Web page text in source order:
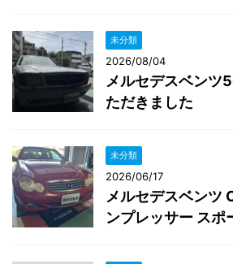
未分類
2026/08/04
メルセデスベンツ
ただきました
未分類
2026/06/17
メルセデスベンツ
ンプレッサー ス